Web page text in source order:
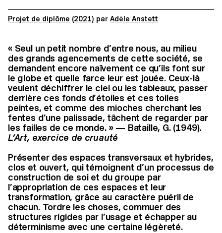
Projet de diplôme (2021) par Adèle Anstett
« Seul un petit nombre d’entre nous, au milieu
des grands agencements de cette société, se
demandent encore naïvement ce qu’ils font sur
le globe et quelle farce leur est jouée. Ceux-là
veulent déchiffrer le ciel ou les tableaux, passer
derrière ces fonds d’étoiles et ces toiles
peintes, et comme des mioches cherchant les
fentes d’une palissade, tâchent de regarder par
les failles de ce monde. » — Bataille, G. (1949).
L’Art, exercice de cruauté
Présenter des espaces transversaux et hybrides,
clos et ouvert, qui témoignent d’un processus de
construction de soi et du groupe par
l’appropriation de ces espaces et leur
transformation, grâce au caractère puéril de
chacun. Tordre les choses, commuer des
structures rigides par l’usage et échapper au
déterminisme avec une certaine légèreté.